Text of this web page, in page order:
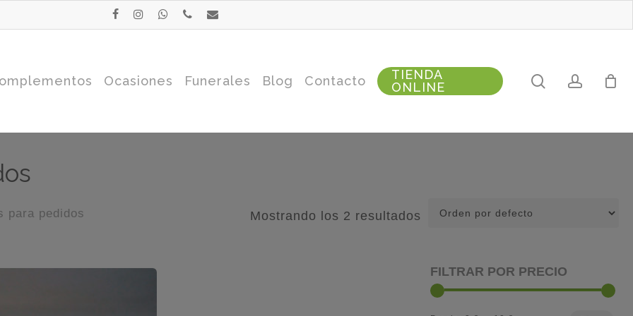
facebookinstagramwhatsappphoneemail
Ocasiones Funerales Blog Contacto
TIENDA
ONLINE
search
Mostrando los 2 resultados
para pedidos
FILTRAR POR PRECIO